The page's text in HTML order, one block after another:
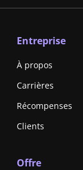
Entreprise
À propos
Carrières
Récompenses
Clients
Offre